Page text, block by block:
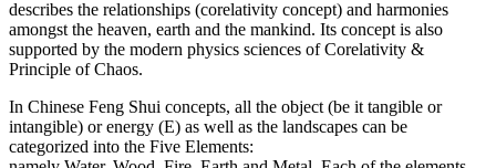
describes the relationships (corelativity concept) and harmonies
amongst the heaven, earth and the mankind. Its concept is also
supported by the modern physics sciences of Corelativity &
Principle of Chaos.
In Chinese Feng Shui concepts, all the object (be it tangible or
intangible) or energy (E) as well as the landscapes can be
categorized into the Five Elements: